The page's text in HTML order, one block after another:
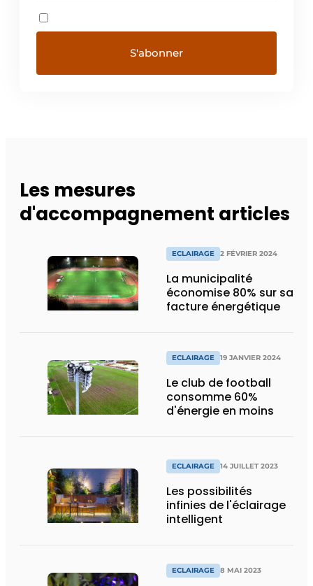
Les mesures
d'accompagnement articles
ECLAIRAGE 2 FÉVRIER 2024
La municipalité
économise 80% sur sa
facture énergétique
ECLAIRAGE 19 JANVIER 2024
Le club de football
consomme 60%
d'énergie en moins
ECLAIRAGE 14 JUILLET 2023
Les possibilités
infinies de l'éclairage
intelligent
ECLAIRAGE 8 MAI 2023